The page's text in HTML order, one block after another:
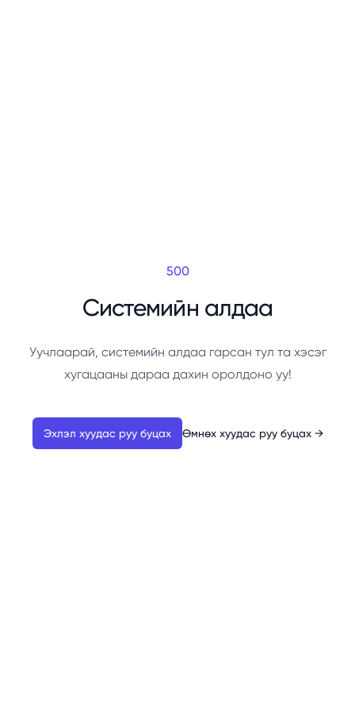
500
Системийн алдаа
Уучлаарай, системийн алдаа гарсан тул та хэсэг
хугацааны дараа дахин оролдоно уу!
Эхлэл хуудас руу буцах Өмнөх хуудас руу буцах →